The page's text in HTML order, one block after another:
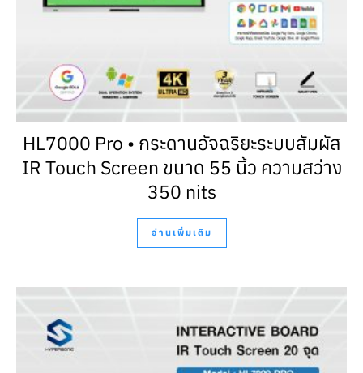
HL7000 Pro • กระดานอัจฉริยะระบบสัมผัส
IR Touch Screen ขนาด 55 นิ้ว ความสว่าง
350 nits
อ่านเพิ่มเติม